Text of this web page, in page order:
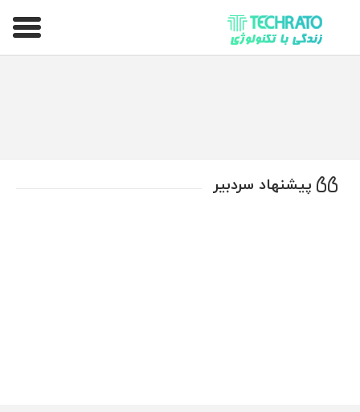
تکراتو – زندگی با تکنولوژی
پیشنهاد سردبیر